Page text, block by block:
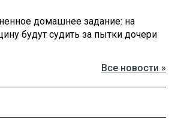
домашнее задание: на
будут судить за пытки дочери
Все новости »